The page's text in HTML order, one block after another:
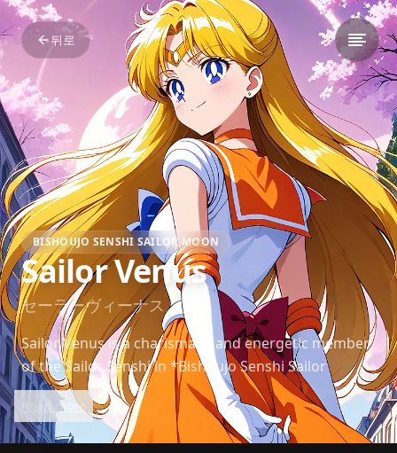
뒤로
BISHOUJO SENSHI SAILOR MOON
Sailor Venus
セーラーヴィーナス
Sailor Venus is a charismatic and energetic member
of the Sailor Senshi in *Bishoujo Senshi Sailor
Moon*, fighting alongside her teammates with her
light-based abilities.
Read more